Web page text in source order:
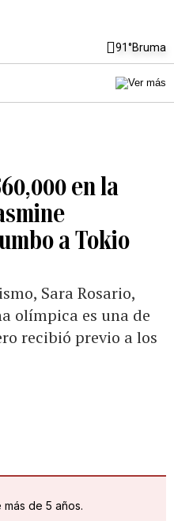
91°Bruma
en la
a Tokio
Sara Rosario,
olímpica es una de
recibió previo a los
de 5 años.